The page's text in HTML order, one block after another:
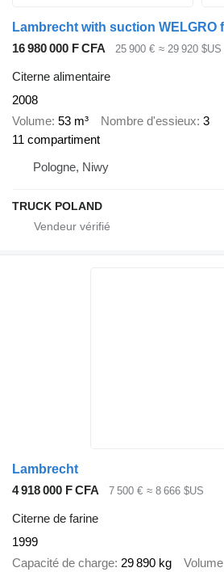
16 980 000 F CFA 25 900 € ≈ 29 920 $US
Citerne alimentaire
2008
Volume 53 m³ Nombre d'essieux 3
11 compartiment
Pologne, Niwy
TRUCK POLAND
Lambrecht
4 918 000 F CFA
7 500 € ≈ 8 666 $US
Citerne de farine
1999
Capacité de charge 29 890 kg Volume